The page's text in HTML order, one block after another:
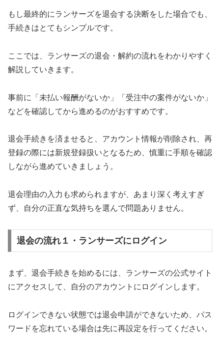
もし最終的にランサーズを退会する決断をした場合でも、
手続きはとてもシンプルです。
ここでは、ランサーズの退会・解約の流れをわかりやすく
解説していきます。
事前に「未払い報酬がないか」「受注中の案件がないか」
などを確認してから進めるのがおすすめです。
退会手続きを済ませると、アカウント情報が削除され、再
登録の際には新規登録扱いとなるため、慎重に手順を確認
しながら進めていきましょう。
退会理由の入力も求められますが、あまり深く考えすぎ
ず、自分の正直な気持ちを選んで問題ありません。
退会の流れ１・ランサーズにログイン
まず、退会手続きを始めるには、ランサーズの公式サイト
にアクセスして、自分のアカウントにログインします。
ログインできない状態では退会申請ができないため、パス
ワードを忘れている場合は先に再設定を行ってください。